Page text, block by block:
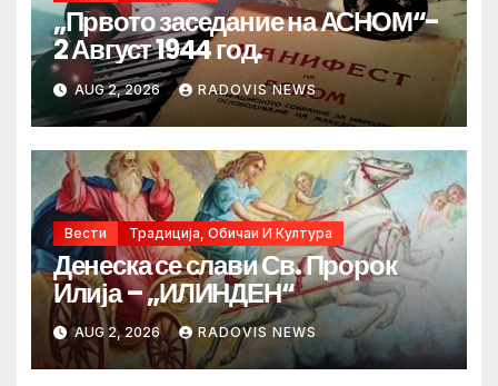
„Првото заседание на АСНОМ“-
2 Август 1944 год.
AUG 2, 2026 RADOVIS NEWS
Вести Традиција, Обичаи И Култура
Денеска се слави Св. Пророк
Илија – „ИЛИНДЕН“
AUG 2, 2026 RADOVIS NEWS